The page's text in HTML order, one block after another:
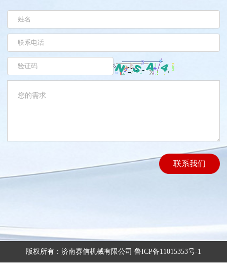
联系我们
版权所有：济南赛信机械有限公司 鲁ICP备11015353号-1